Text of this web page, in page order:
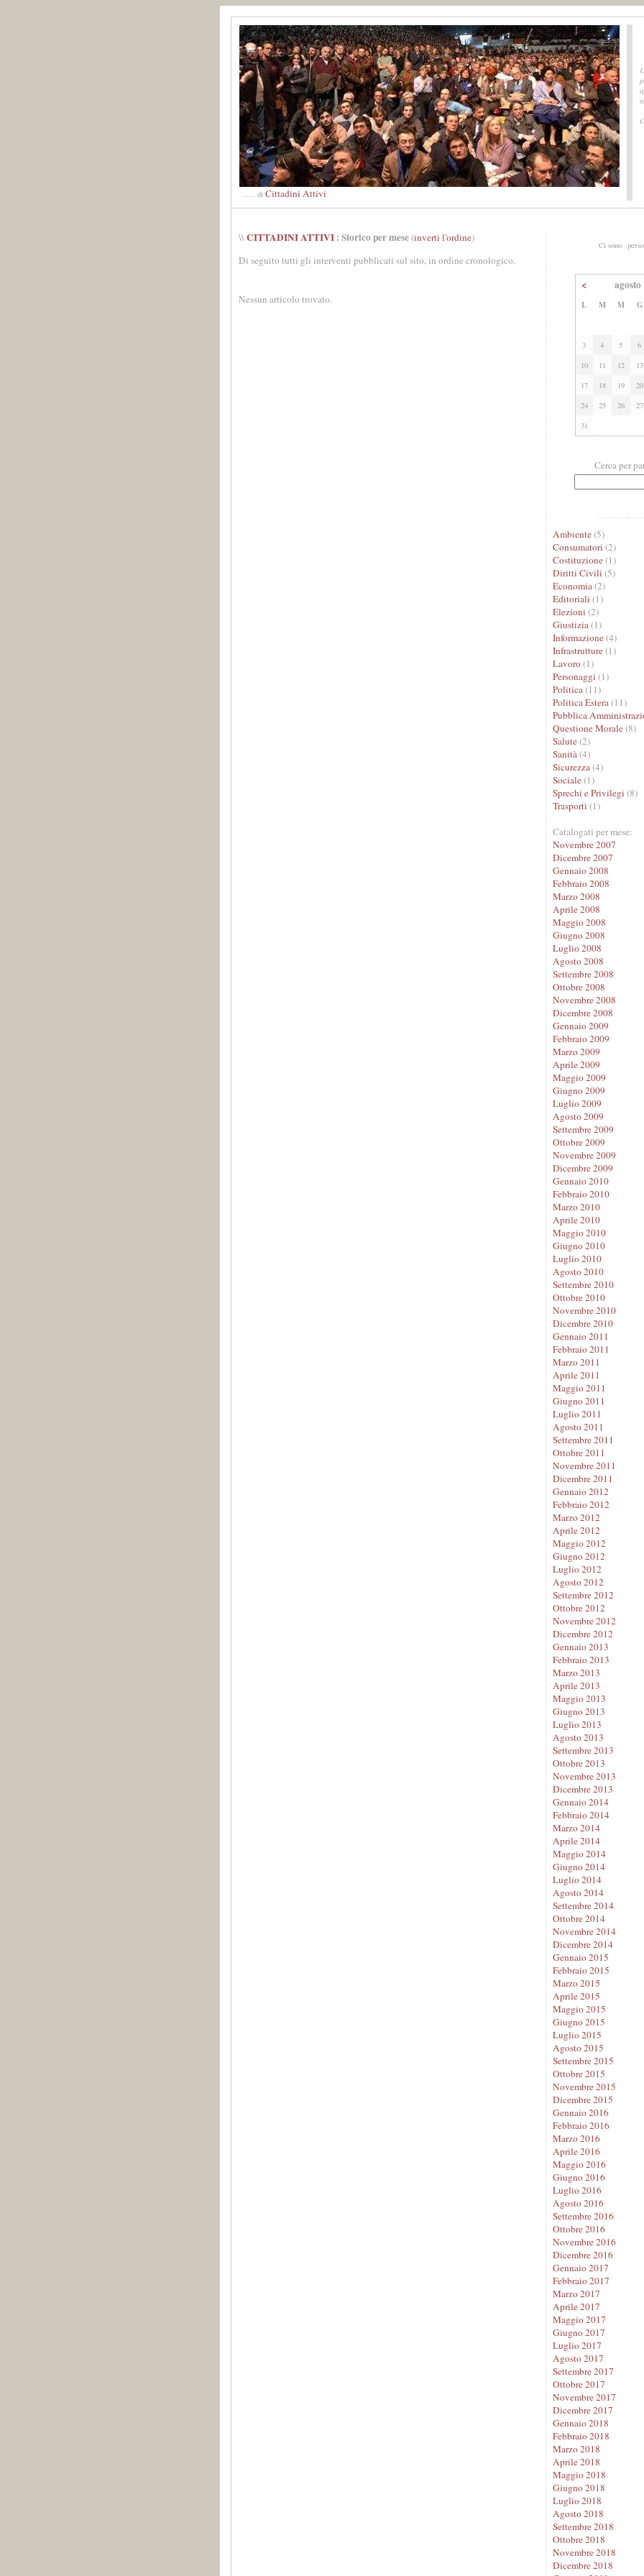
...... di Cittadini Attivi
\\CITTADINI ATTIVI : Storico per mese(inverti l'ordine)
Di seguito tutti gli interventi pubblicati sul sito, in ordine cronologico.
Nessun articolo trovato.
Ci sono
< agosto
L M M G
3
4 5 6
10
11 12 13
17
18 19 20
24
25 26 27
31
Cerca per
Ambiente(5)
Consumatori (2)
Costituzione(1)
Diritti Civili (5)
Economia(2)
Editoriali (1)
Elezioni (2)
Giustizia(1)
Informazione(4)
Infrastrutture(1)
Lavoro(1)
Personaggi (1)
Politica(11)
Politica Estera(11)
Pubblica
Questione Morale(8)
Salute(2)
Sanità(4)
Sicurezza(4)
Sociale(1)
Sprechi e Privilegi (8)
Trasporti (1)
Catalogati per mese:
Novembre 2007
Dicembre 2007
Gennaio 2008
Febbraio 2008
Marzo 2008
Aprile 2008
Maggio 2008
Giugno 2008
Luglio 2008
Agosto 2008
Settembre 2008
Ottobre 2008
Novembre 2008
Dicembre 2008
Gennaio 2009
Febbraio 2009
Marzo 2009
Aprile 2009
Maggio 2009
Giugno 2009
Luglio 2009
Agosto 2009
Settembre 2009
Ottobre 2009
Novembre 2009
Dicembre 2009
Gennaio 2010
Febbraio 2010
Marzo 2010
Aprile 2010
Maggio 2010
Giugno 2010
Luglio 2010
Agosto 2010
Settembre 2010
Ottobre 2010
Novembre 2010
Dicembre 2010
Gennaio 2011
Febbraio 2011
Marzo 2011
Aprile 2011
Maggio 2011
Giugno 2011
Luglio 2011
Agosto 2011
Settembre 2011
Ottobre 2011
Novembre 2011
Dicembre 2011
Gennaio 2012
Febbraio 2012
Marzo 2012
Aprile 2012
Maggio 2012
Giugno 2012
Luglio 2012
Agosto 2012
Settembre 2012
Ottobre 2012
Novembre 2012
Dicembre 2012
Gennaio 2013
Febbraio 2013
Marzo 2013
Aprile 2013
Maggio 2013
Giugno 2013
Luglio 2013
Agosto 2013
Settembre 2013
Ottobre 2013
Novembre 2013
Dicembre 2013
Gennaio 2014
Febbraio 2014
Marzo 2014
Aprile 2014
Maggio 2014
Giugno 2014
Luglio 2014
Agosto 2014
Settembre 2014
Ottobre 2014
Novembre 2014
Dicembre 2014
Gennaio 2015
Febbraio 2015
Marzo 2015
Aprile 2015
Maggio 2015
Giugno 2015
Luglio 2015
Agosto 2015
Settembre 2015
Ottobre 2015
Novembre 2015
Dicembre 2015
Gennaio 2016
Febbraio 2016
Marzo 2016
Aprile 2016
Maggio 2016
Giugno 2016
Luglio 2016
Agosto 2016
Settembre 2016
Ottobre 2016
Novembre 2016
Dicembre 2016
Gennaio 2017
Febbraio 2017
Marzo 2017
Aprile 2017
Maggio 2017
Giugno 2017
Luglio 2017
Agosto 2017
Settembre 2017
Ottobre 2017
Novembre 2017
Dicembre 2017
Gennaio 2018
Febbraio 2018
Marzo 2018
Aprile 2018
Maggio 2018
Giugno 2018
Luglio 2018
Agosto 2018
Settembre 2018
Ottobre 2018
Novembre 2018
Dicembre 2018